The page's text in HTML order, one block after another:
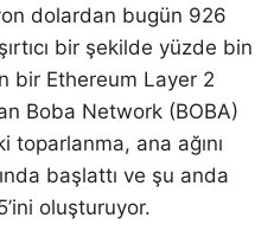
dolardan bugün 926
bir şekilde yüzde bin
bir Ethereum Layer 2
Boba Network (BOBA)
toparlanma, ana ağını
başlattı ve şu anda
oluşturuyor.